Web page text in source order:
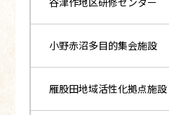
小野赤沼多目的集会施設
雁股田地域活性化拠点施設